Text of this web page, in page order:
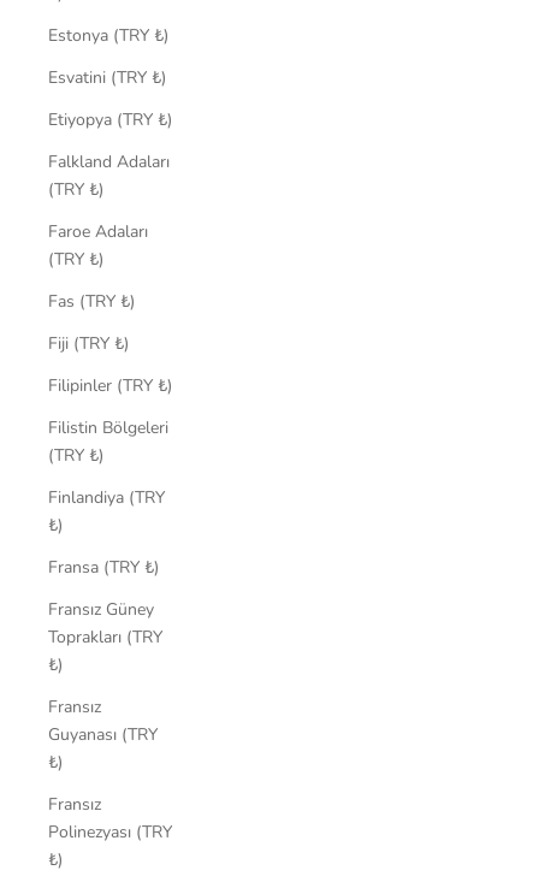
Estonya (TRY ₺)
Esvatini (TRY ₺)
Etiyopya (TRY ₺)
Falkland Adaları
(TRY ₺)
Faroe Adaları
(TRY ₺)
Fas (TRY ₺)
Fiji (TRY ₺)
Filipinler (TRY ₺)
Filistin Bölgeleri
(TRY ₺)
Finlandiya (TRY
₺)
Fransa (TRY ₺)
Fransız Güney
Toprakları (TRY
₺)
Fransız
Guyanası (TRY
₺)
Fransız
Polinezyası (TRY
₺)